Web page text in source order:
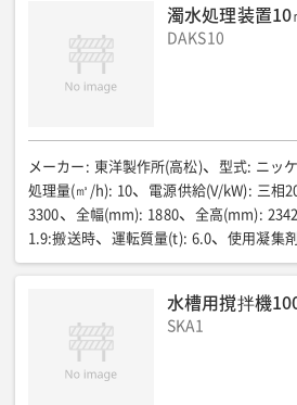
濁水処理装置10
DAKS10
メーカー : 東洋製作所(高松) 型式: ニッ
処理量(㎥/h): 10 電源供給(V/kW): 三相
3300
全幅(mm): 1880 全高(mm): 2342
1.9:搬送時
運転質量(t): 6.0 使用凝集剤
水槽用撹拌機
SKA1